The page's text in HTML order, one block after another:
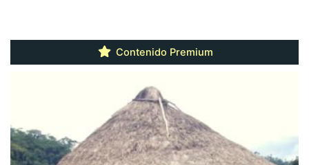
Contenido Premium